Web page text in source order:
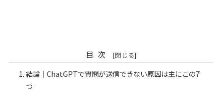
目次
結論｜ChatGPTで質問が送信できない原因は主にこの7
つ